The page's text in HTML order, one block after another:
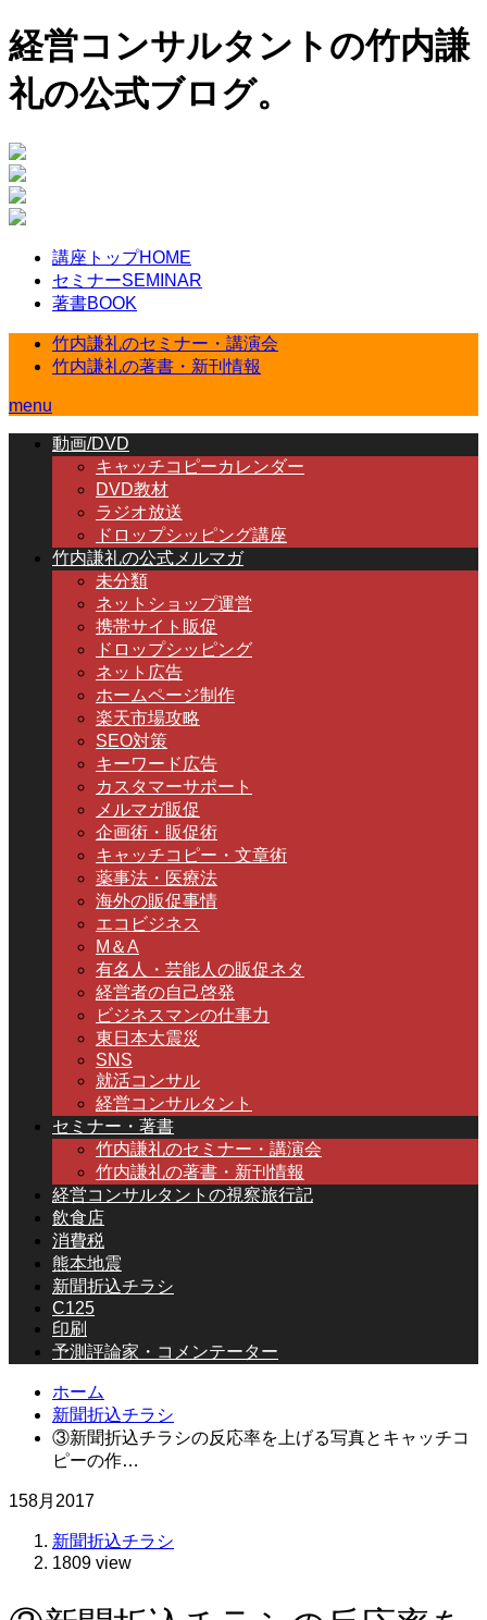
経営コンサルタントの竹内謙
礼の公式ブログ。
講座トップHOME
セミナーSEMINAR
著書BOOK
竹内謙礼のセミナー・講演会
竹内謙礼の著書・新刊情報
menu
動画/DVD
キャッチコピーカレンダー
DVD教材
ラジオ放送
ドロップシッピング講座
竹内謙礼の公式メルマガ
未分類
ネットショップ運営
携帯サイト販促
ドロップシッピング
ネット広告
ホームページ制作
楽天市場攻略
SEO対策
キーワード広告
カスタマーサポート
メルマガ販促
企画術・販促術
キャッチコピー・文章術
薬事法・医療法
海外の販促事情
エコビジネス
M＆A
有名人・芸能人の販促ネタ
経営者の自己啓発
ビジネスマンの仕事力
東日本大震災
SNS
就活コンサル
経営コンサルタント
セミナー・著書
竹内謙礼のセミナー・講演会
竹内謙礼の著書・新刊情報
経営コンサルタントの視察旅行記
飲食店
消費税
熊本地震
新聞折込チラシ
C125
印刷
予測評論家・コメンテーター
ホーム
新聞折込チラシ
③新聞折込チラシの反応率を上げる写真とキャッチコ
ピーの作…
158月 2017
新聞折込チラシ
1809 view